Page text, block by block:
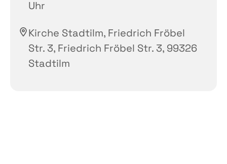
Uhr
Kirche Stadtilm, Friedrich Fröbel
Str. 3, Friedrich Fröbel Str. 3, 99326
Stadtilm